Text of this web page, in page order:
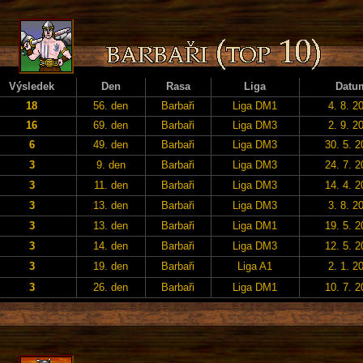
Výsledek Den Rasa Liga
18
56. den Barbaři Liga DM1
4. 8.
16
69. den Barbaři Liga DM3
2. 9.
6
49. den Barbaři Liga DM3
30. 5.
3
9. den Barbaři Liga DM3
24. 7.
3
11. den Barbaři Liga DM3
14. 4.
3
13. den Barbaři Liga DM3
3. 8.
3
13. den Barbaři Liga DM1
19. 5.
3
14. den Barbaři Liga DM3
12. 5.
3
19. den Barbaři Liga A1
2. 1.
3
26. den Barbaři Liga DM1 10. 7.